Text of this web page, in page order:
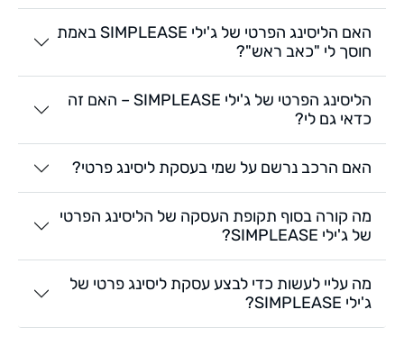
האם הליסינג הפרטי של ג'ילי SIMPLEASE באמת
חוסך לי "כאב ראש"?
הליסינג הפרטי של ג'ילי SIMPLEASE – האם זה
כדאי גם לי?
האם הרכב נרשם על שמי בעסקת ליסינג פרטי?
מה קורה בסוף תקופת העסקה של הליסינג הפרטי
של ג'ילי SIMPLEASE?
מה עליי לעשות כדי לבצע עסקת ליסינג פרטי של
ג'ילי SIMPLEASE?